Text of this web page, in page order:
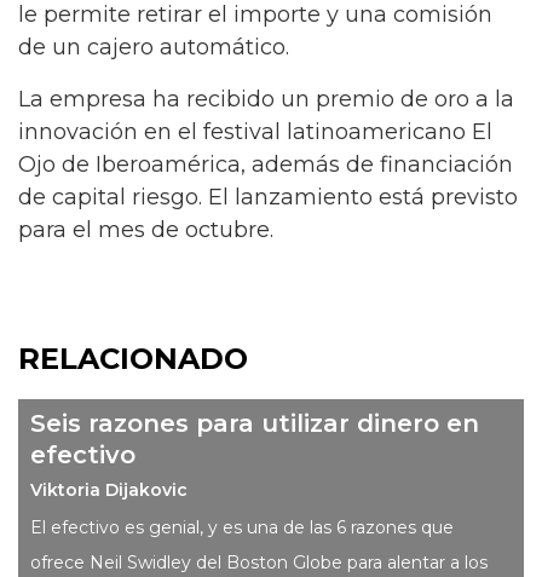
le permite retirar el importe y una comisión
de un cajero automático.
La empresa ha recibido un premio de oro a la
innovación en el festival latinoamericano El
Ojo de Iberoamérica, además de financiación
de capital riesgo. El lanzamiento está previsto
para el mes de octubre.
RELACIONADO
Seis razones para utilizar dinero en
efectivo
Viktoria Dijakovic
El efectivo es genial, y es una de las 6 razones que
ofrece Neil Swidley del Boston Globe para alentar a los